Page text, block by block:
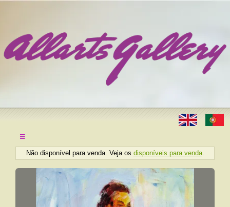
≡
Não disponível para venda. Veja os disponíveis para venda.